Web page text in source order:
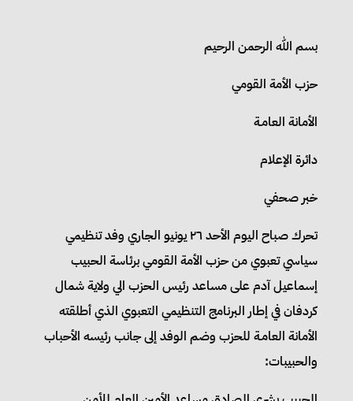
بسم الله الرحمن الرحيم
حزب الأمة القومي
الأمانة العامـة
دائرة الإعلام
خبر صحفي
تحرك صباح اليوم الأحد ٢٦ يونيو الجاري وفد تنظيمي
سياسي تعبوي من حزب الأمة القومي برئاسة الحبيب
إسماعيل آدم على مساعد رئيس الحزب الي ولاية شمال
كردفان في إطار البرنامج التنظيمي التعبوي الذي أطلقته
الأمانة العامـة للحزب وضم الوفد إلى جانب رئيسه الأحباب
والحبيبات: